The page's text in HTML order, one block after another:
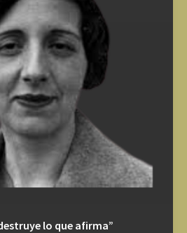
lo que afirma”